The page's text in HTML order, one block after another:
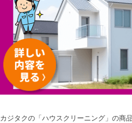
カジタクの「ハウスクリーニング」の商